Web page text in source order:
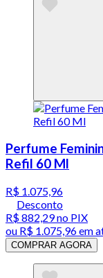
Perfume
Refil 60 Ml
R$ 1.075,96
Desconto
R$ 882,29no PIX
ou R$ 1.075,96em
COMPRAR AGORA